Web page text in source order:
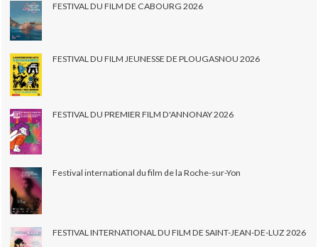
FESTIVAL DU FILM DE CABOURG 2026
FESTIVAL DU FILM JEUNESSE DE PLOUGASNOU 2026
FESTIVAL DU PREMIER FILM D'ANNONAY 2026
Festival international du film de la Roche-sur-Yon
FESTIVAL INTERNATIONAL DU FILM DE SAINT-JEAN-DE-LUZ 2026